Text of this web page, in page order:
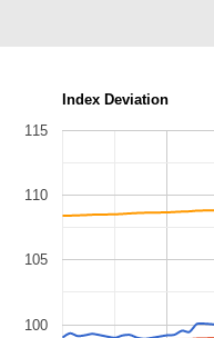
Index Deviation
100
105
110
115